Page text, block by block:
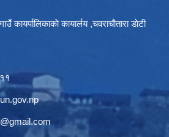
कायर्पालिकाकाे कायार्लय ,चवराचाैतारा डाेटी